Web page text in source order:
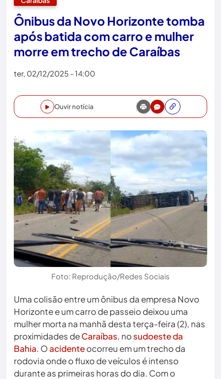
Ônibus da Novo Horizonte tomba
após batida com carro e mulher
morre em trecho de Caraíbas
ter, 02/12/2025 - 14:00
Ouvir notícia
Foto: Reprodução/Redes Sociais
Uma colisão entre um ônibus da empresa Novo
Horizonte e um carro de passeio deixou uma
mulher morta na manhã desta terça-feira (2), nas
proximidades deCaraíbas, nosudoeste da
Bahia. Oacidenteocorreu em um trecho da
rodovia onde o fluxo de veículos é intenso
durante as primeiras horas do dia. Com o